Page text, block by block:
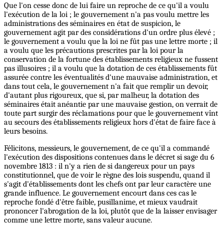
Que l'on cesse donc de lui faire un reproche de ce qu'il a voulu
l'exécution de la loi ; le gouvernement n'a pas voulu mettre les
administrations des séminaires en état de suspicion, le
gouvernement agit par des considérations d'un ordre plus élevé ;
le gouvernement a voulu que la loi ne fût pas une lettre morte ; il
a voulu que les précautions prescrites par la loi pour la
conservation de la fortune des établissements religieux ne fussent
pas illusoires ; il a voulu que la dotation de ces établissements fût
assurée contre les éventualités d'une mauvaise administration, et
dans tout cela, le gouvernement n'a fait que remplir un devoir,
d'autant plus rigoureux, que si, par malheur, la dotation des
séminaires était anéantie par une mauvaise gestion, on verrait de
toute part surgir des réclamations pour que le gouvernement vînt
au secours des établissements religieux hors d'état de faire face à
leurs besoins.
Félicitons, messieurs, le gouvernement, de ce qu'il a commandé
l'exécution des dispositions contenues dans le décret si sage du 6
novembre 1813 : il n'y a rien de si dangereux pour un pays
constitutionnel, que de voir le règne des lois suspendu, quand il
s'agit d'établissements dont les chefs ont par leur caractère une
grande influence. Le gouvernement encourt dans ces cas le
reproche fondé d'être faible, pusillanime, et mieux vaudrait
prononcer l'abrogation de la loi, plutôt que de la laisser envisager
comme une lettre morte, sans valeur aucune.